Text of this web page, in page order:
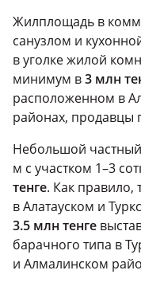
Жилплощадь в
санузлом и
в уголке жилой
минимум в3 млн
расположенном в
районах, продавцы
Небольшой
м с участком 1–3
тенге. Как правило,
в Алатауском и
3.5 млн тенге
барачного типа в
и Алмалинском